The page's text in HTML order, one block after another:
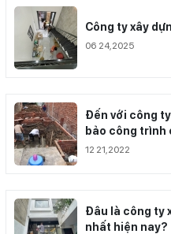
Công ty xây
06 24,2025
Đến với công
bảo công trình
12 21,2022
Đâu là công ty
nhất hiện nay?